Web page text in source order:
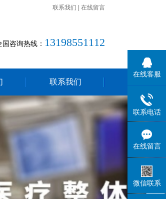
联系我们 在线留言
国咨询热线： 13198551112
联系我们
在线客服
联系电话
在线留言
微信联系